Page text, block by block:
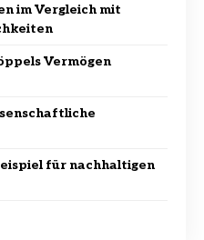
im Vergleich mit
Vermögen
für nachhaltigen